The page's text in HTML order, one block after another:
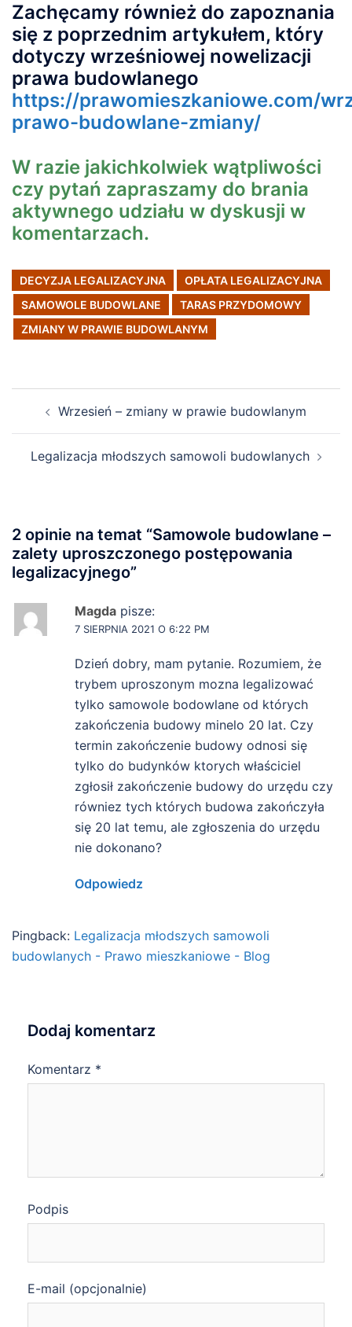
Zachęcamy również do zapoznania
się z poprzednim artykułem, który
dotyczy wrześniowej nowelizacji
prawa budowlanego
https://prawomieszkaniowe.com/
prawo-budowlane-zmiany/
W razie jakichkolwiek wątpliwości
czy pytań zapraszamy do brania
aktywnego udziału w dyskusji w
komentarzach.
DECYZJA LEGALIZACYJNA
OPŁATA LEGALIZACYJNA
SAMOWOLE BUDOWLANE
TARAS PRZYDOMOWY
ZMIANY W PRAWIE BUDOWLANYM
navigation
Wrzesień – zmiany w prawie budowlanym
Legalizacja młodszych samowoli budowlanych
2 opinie na temat “Samowole budowlane –
zalety uproszczonego postępowania
legalizacyjnego”
Magda pisze:
7 SIERPNIA 2021 O 6:22 PM
Dzień dobry, mam pytanie. Rozumiem, że
trybem uproszonym mozna legalizować
tylko samowole bodowlane od których
zakończenia budowy minelo 20 lat. Czy
termin zakończenie budowy odnosi się
tylko do budynków ktorych właściciel
zgłosił zakończenie budowy do urzędu czy
równiez tych których budowa zakończyła
się 20 lat temu, ale zgłoszenia do urzędu
nie dokonano?
Odpowiedz
Pingback: Legalizacja młodszych samowoli
budowlanych - Prawo mieszkaniowe - Blog
Dodaj komentarz
Komentarz *
Podpis
E-mail (opcjonalnie)